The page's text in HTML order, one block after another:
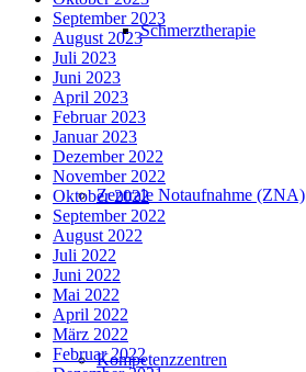
Schmerztherapie
Zentrale Notaufnahme (ZNA)
Kompetenzzentren
September 2023
August 2023
Juli 2023
Juni 2023
April 2023
Februar 2023
Januar 2023
Dezember 2022
November 2022
Oktober 2022
September 2022
August 2022
Juli 2022
Juni 2022
Mai 2022
April 2022
März 2022
Februar 2022